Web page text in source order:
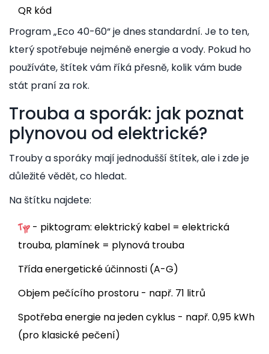
QR kód
Program „Eco 40-60“ je dnes standardní. Je to ten,
který spotřebuje nejméně energie a vody. Pokud ho
používáte, štítek vám říká přesně, kolik vám bude
stát praní za rok.
Trouba a sporák: jak poznat
plynovou od elektrické?
Trouby a sporáky mají jednodušší štítek, ale i zde je
důležité vědět, co hledat.
Na štítku najdete:
Typ - piktogram: elektrický kabel = elektrická
trouba, plamínek = plynová trouba
Třída energetické účinnosti (A-G)
Objem pečícího prostoru - např. 71 litrů
Spotřeba energie na jeden cyklus - např. 0,95 kWh
(pro klasické pečení)